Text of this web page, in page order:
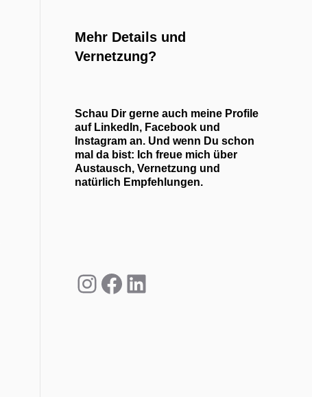
Mehr Details und
Vernetzung?
Schau Dir gerne auch meine Profile
auf LinkedIn, Facebook und
Instagram an. Und wenn Du schon
mal da bist: Ich freue mich über
Austausch, Vernetzung und
natürlich Empfehlungen.
Instagram
Facebook
LinkedIn